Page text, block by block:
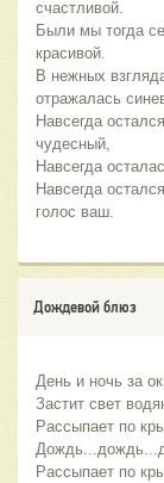
счастливой.
Были мы тогда
красивой.
В нежных
отражалась
Навсегда
чудесный,
Навсегда
Навсегда
голос ваш.
Дождевой блюз
День и ночь за
Застит свет
Рассыпает по
Рассыпает по